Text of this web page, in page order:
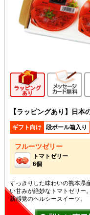
ギフト向け
【ラッピングあり】日
ギフト向け 段ボール箱入り
フルーツゼリー
トマトゼリー
6個
すっきりした味わいの熊本県
い甘みが絶妙なトマトゼリー
新感覚のヘルシースイーツ。